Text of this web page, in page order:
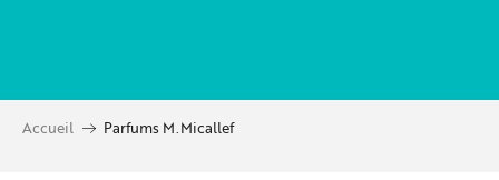
principal
Accueil Parfums M.Micallef